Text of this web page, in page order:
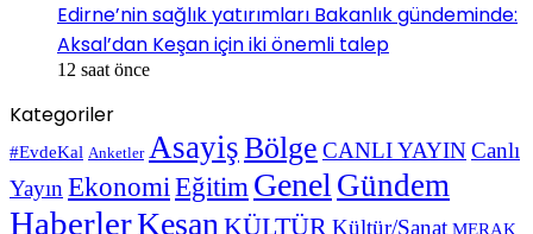
Edirne’nin sağlık yatırımları Bakanlık gündeminde:
Aksal’dan Keşan için iki önemli talep
12 saat önce
Kategoriler
#EvdeKal Anketler AsayişBölge CANLI YAYINCanlı
YayınEkonomiEğitim GenelGündem
HaberlerKeşanKÜLTÜRKültür/Sanat MERAK